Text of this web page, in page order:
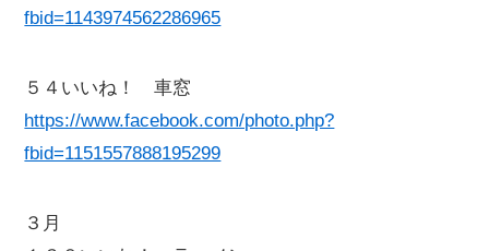
fbid=1143974562286965
５４いいね！ 車窓
https://www.facebook.com/photo.php?
fbid=1151557888195299
３月